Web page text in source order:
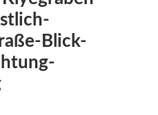
Blick-